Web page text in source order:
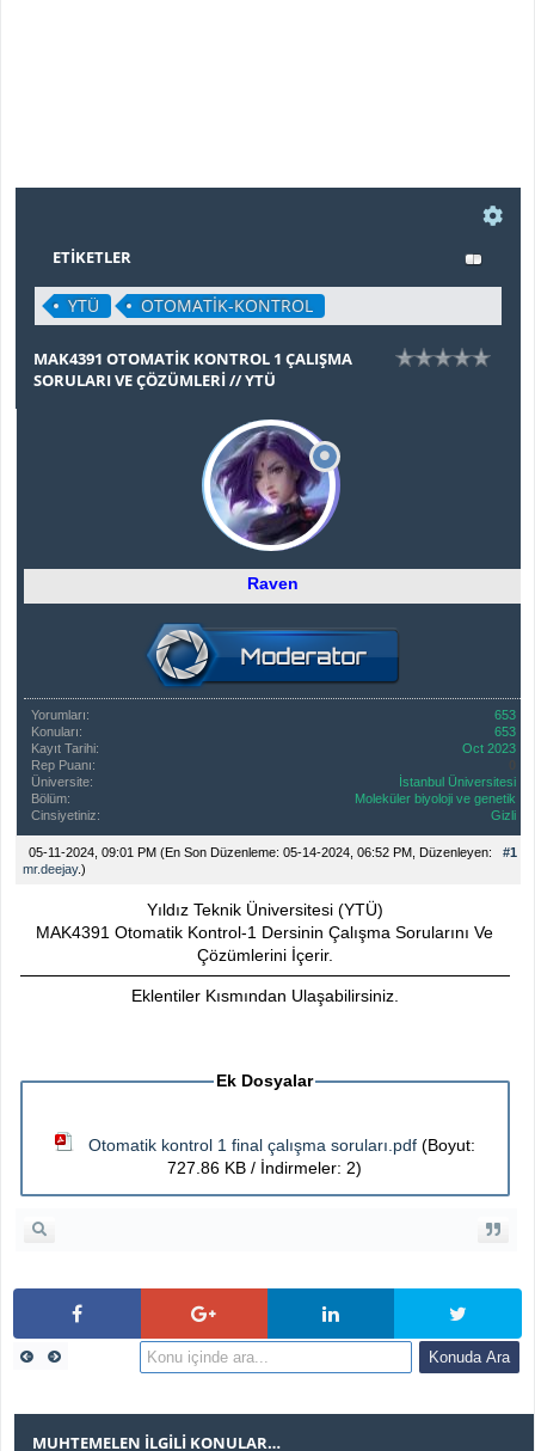
ETIKETLER
YTÜ OTOMATIK-KONTROL
MAK4391 OTOMATİK KONTROL 1 ÇALIŞMA
SORULARI VE ÇÖZÜMLERİ // YTÜ
Raven
Yorumları:
653
Konuları:
653
Kayıt Tarihi:
Oct 2023
Rep Puanı:
Üniversite:
İstanbul Üniversitesi
Bölüm:
Moleküler biyoloji ve genetik
Cinsiyetiniz:
Gizli
#1
05-11-2024, 09:01 PM (En Son Düzenleme: 05-14-2024, 06:52 PM, Düzenleyen:
mr.deejay.)
Yıldız Teknik Üniversitesi (YTÜ)
MAK4391 Otomatik Kontrol-1 Dersinin Çalışma Sorularını Ve
Çözümlerini İçerir.
Eklentiler Kısmından Ulaşabilirsiniz.
Ek Dosyalar
Otomatik kontrol 1 final çalışma soruları.pdf(Boyut:
727.86 KB / İndirmeler: 2)
MUHTEMELEN İLGILI KONULAR…